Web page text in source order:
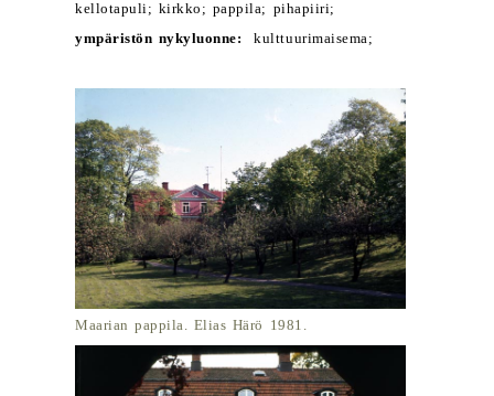
kellotapuli; kirkko; pappila; pihapiiri;
ympäristön nykyluonne: kulttuurimaisema;
Maarian pappila. Elias Härö 1981.